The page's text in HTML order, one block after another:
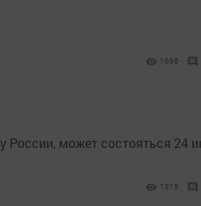
1696
России, может состояться 24
1315